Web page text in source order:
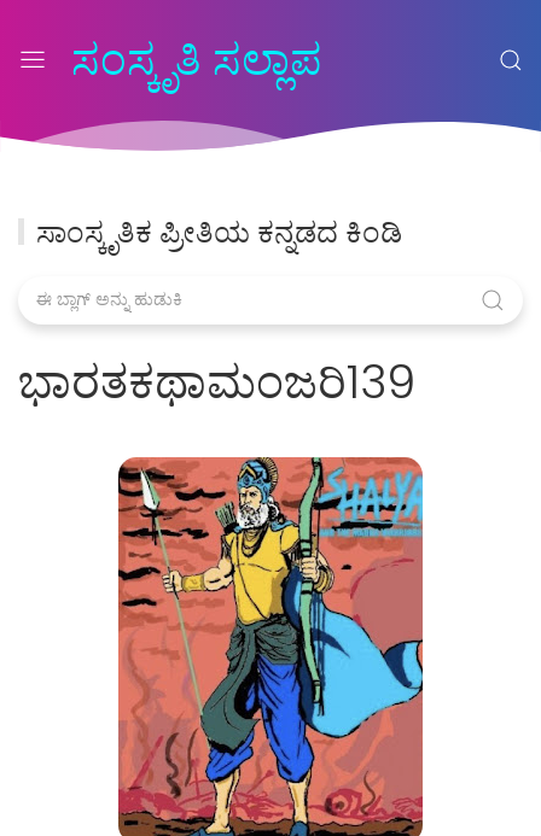
ಸಂಸ್ಕೃತಿ ಸಲ್ಲಾಪ
ಸಾಂಸ್ಕೃತಿಕ ಪ್ರೀತಿಯ ಕನ್ನಡದ ಕಿಂಡಿ
ಭಾರತಕಥಾಮಂಜರಿ139